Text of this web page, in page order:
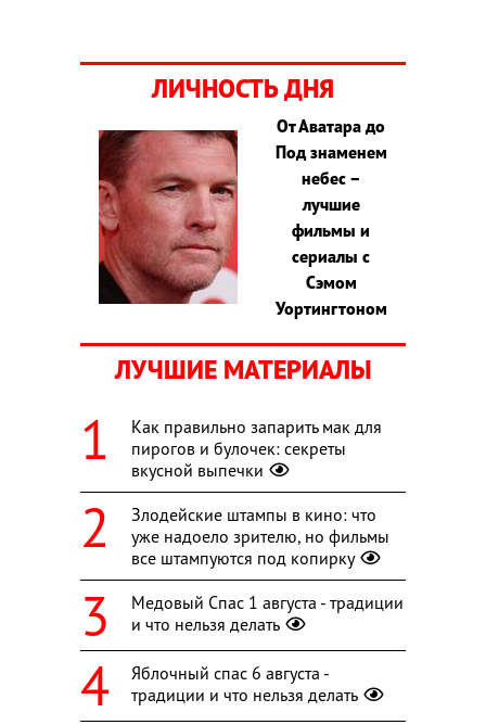
ЛИЧНОСТЬ ДНЯ
От Аватара до
Под знаменем
небес –
лучшие
фильмы и
сериалы с
Сэмом
Уортингтоном
ЛУЧШИЕ МАТЕРИАЛЫ
Как правильно запарить мак для
пирогов и булочек: секреты
вкусной выпечки
Злодейские штампы в кино: что
уже надоело зрителю, но фильмы
все штампуются под копирку
Медовый Спас 1 августа - традиции
и что нельзя делать
Яблочный спас 6 августа -
традиции и что нельзя делать